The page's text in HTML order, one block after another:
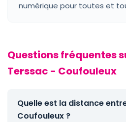
numérique pour toutes et
Questions fréquentes
Terssac - Coufouleux
Quelle est la distance
Coufouleux ?